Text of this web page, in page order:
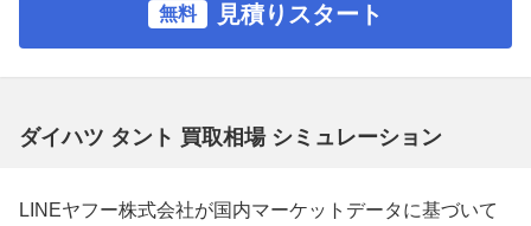
無料 見積りスタート
ダイハツ タント 買取相場 シミュレーション
LINEヤフー株式会社が国内マーケットデータに基づいて